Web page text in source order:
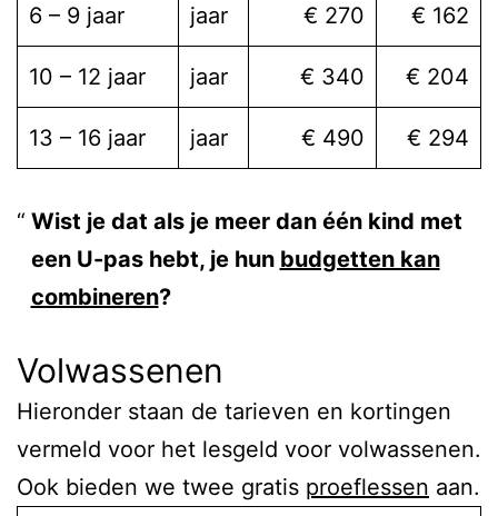
6 – 9 jaar jaar € 270 € 162
10 – 12 jaar jaar € 340 € 204
13 – 16 jaar jaar € 490 € 294
Wist je dat als je meer dan één kind met
een U-pas hebt, je hun budgetten kan
combineren?
Volwassenen
Hieronder staan de tarieven en kortingen
vermeld voor het lesgeld voor volwassenen.
Ook bieden we twee gratis proeflessen aan.